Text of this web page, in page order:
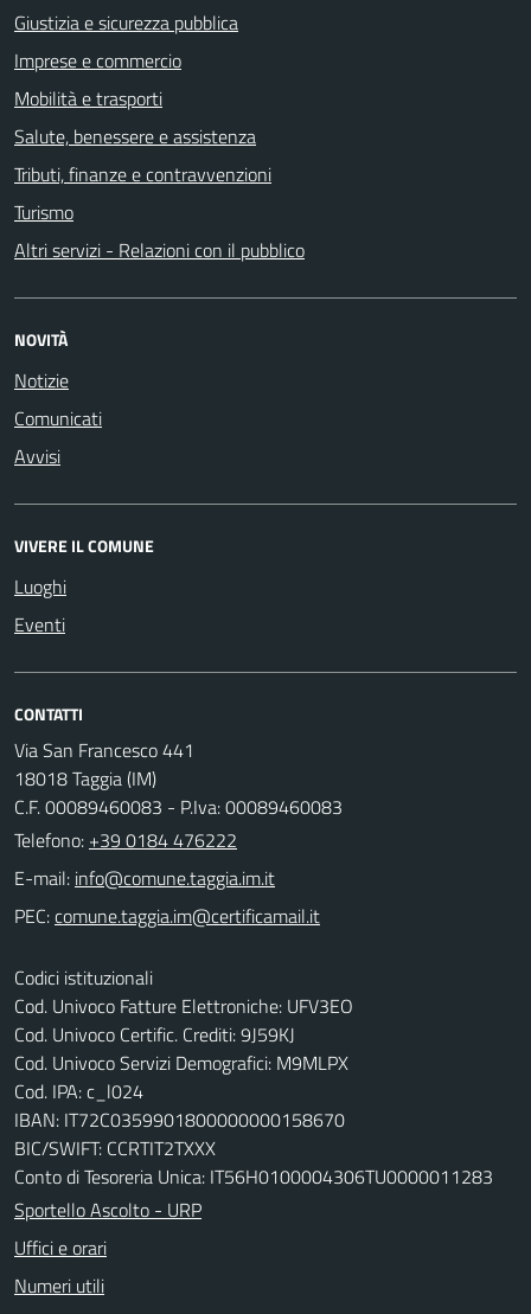
Giustizia e sicurezza pubblica
Imprese e commercio
Mobilità e trasporti
Salute, benessere e assistenza
Tributi, finanze e contravvenzioni
Turismo
Altri servizi - Relazioni con il pubblico
NOVITÀ
Notizie
Comunicati
Avvisi
VIVERE IL COMUNE
Luoghi
Eventi
CONTATTI
Via San Francesco 441
18018 Taggia (IM)
C.F. 00089460083 - P.Iva: 00089460083
Telefono: +39 0184 476222
E-mail:
PEC:
Codici istituzionali
Cod. Univoco Fatture Elettroniche: UFV3EO
Cod. Univoco Certific. Crediti: 9J59KJ
Cod. Univoco Servizi Demografici: M9MLPX
Cod. IPA: c_l024
IBAN: IT72C0359901800000000158670
BIC/SWIFT: CCRTIT2TXXX
Conto di Tesoreria Unica: IT56H0100004306TU0000011283
Sportello Ascolto - URP
Uffici e orari
Numeri utili